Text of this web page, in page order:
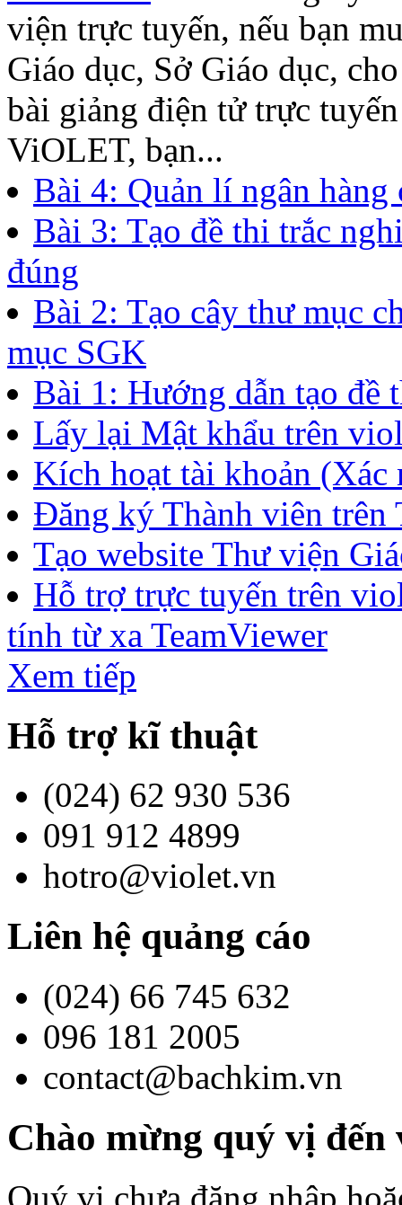
viện trực tuyến, nếu bạn
Giáo dục, Sở Giáo dục,
bài giảng điện tử trực
ViOLET, bạn...
Bài 4: Quản lí ngân
Bài 3: Tạo đề thi trắc
đúng
Bài 2: Tạo cây thư mục
mục SGK
Bài 1: Hướng dẫn tạo đề
Lấy lại Mật khẩu trên
Kích hoạt tài khoản
Đăng ký Thành viên
Tạo website Thư viện
Hỗ trợ trực tuyến trên
tính từ xa TeamViewer
Xem tiếp
Hỗ trợ kĩ thuật
(024) 62 930 536
091 912 4899
hotro@violet.vn
Liên hệ quảng cáo
(024) 66 745 632
096 181 2005
contact@bachkim.vn
Chào mừng quý vị